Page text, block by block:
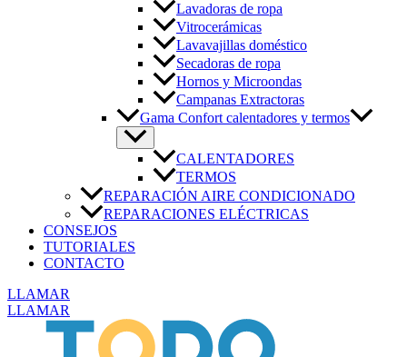
Lavadoras de ropa
Vitrocerámicas
Lavavajillas doméstico
Secadoras de ropa
Hornos y Microondas
Campanas Extractoras
Gama Confort calentadores y termos
CALENTADORES
TERMOS
REPARACIÓN AIRE CONDICIONADO
REPARACIONES ELÉCTRICAS
CONSEJOS
TUTORIALES
CONTACTO
LLAMAR
LLAMAR